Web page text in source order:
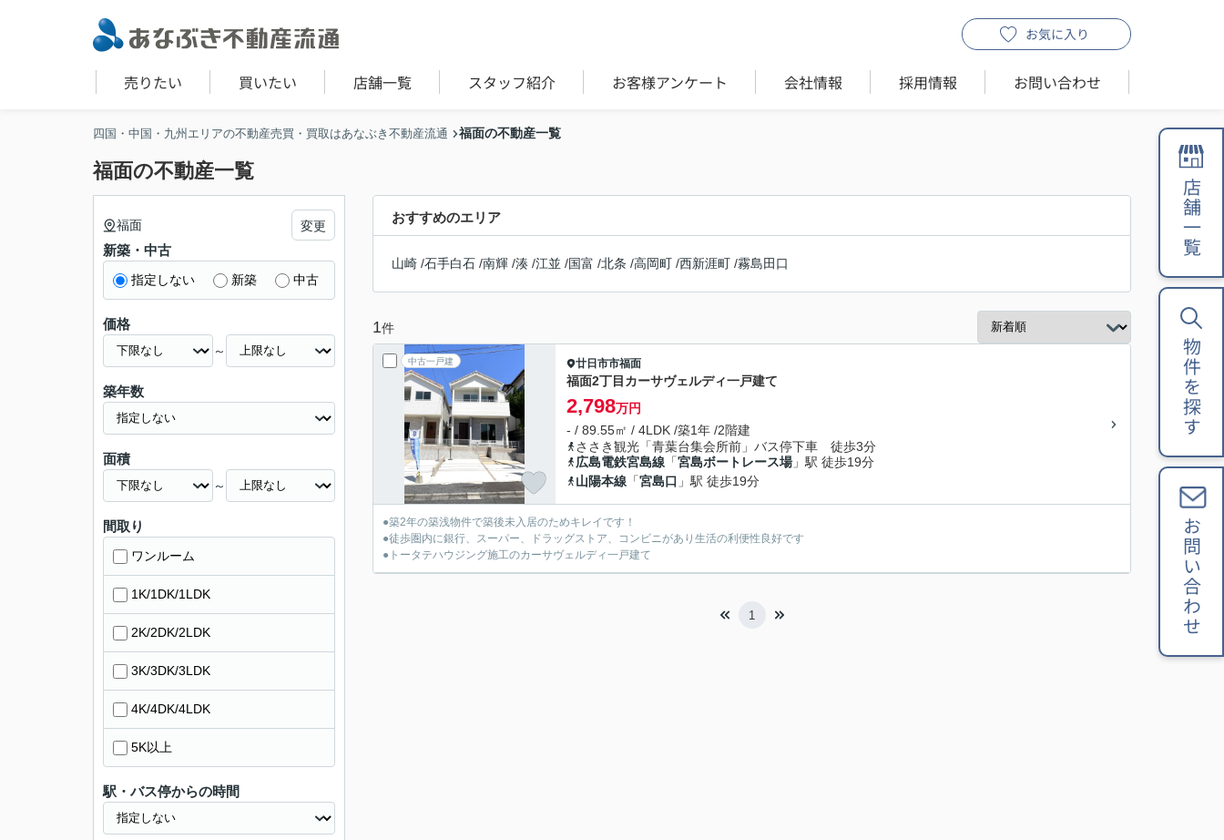
お気に入り
売りたい 買いたい 店舗一覧 スタッフ紹介 お客様アンケート 会社情報 採用情報 お問い合わせ
四国・中国・九州エリアの不動産売買・買取はあなぶき不動産流通 福面の不動産一覧
福面の不動産一覧
おすすめのエリア
山崎 /石手白石 /南輝 /湊 /江並 /国富 /北条 /高岡町 /西新涯町 /霧島田口
1件
中古一戸建 廿日市市福面
福面2丁目カーサヴェルディ一戸建て
2,798万円
- / 89.55㎡ / 4LDK /築1年 /2階建
ささき観光「青葉台集会所前」バス停下車 徒歩3分
広島電鉄宮島線 「宮島ボートレース場」駅 徒歩19分
山陽本線 「宮島口 」駅 徒歩19分
●築2年の築浅物件で築後未入居のためキレイです！
●徒歩圏内に銀行、スーパー、ドラッグストア、コンビニがあり生活の利便性良好です
●トータテハウジング施工のカーサヴェルディ一戸建て
1
福面 変更
新築・中古
指定しない 新築 中古
価格
～
築年数
面積
～
間取り
ワンルーム
1K/1DK/1LDK
2K/2DK/2LDK
3K/3DK/3LDK
4K/4DK/4LDK
5K以上
駅・バス停からの時間
店舗一覧
物件を探す
お問い合わせ